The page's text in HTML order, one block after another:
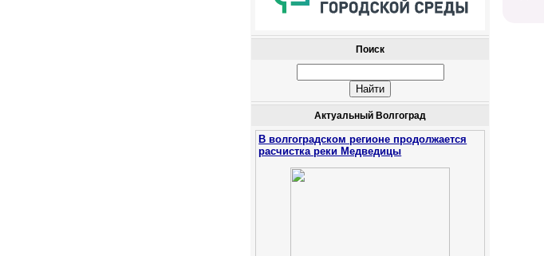
Поиск
Актуальный Волгоград
В волгоградском регионе продолжается
расчистка реки Медведицы